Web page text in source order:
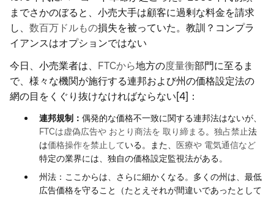
までさかのぼると、小売大手は顧客に過剰な料金を請求
し、 数百万ドルもの損失を被っていた。教訓？コンプラ
イアンスはオプションではない
今日、小売業者は、 FTCから地方の度量衡部門に至るま
で、様々な機関が施行する連邦および州の価格設定法の
網の目をくぐり抜けなければならない[4]：
連邦規制： 偶発的な価格不一致に関する連邦法はないが、
FTCは虚偽広告や おとり商法を 取り締まる。 独占禁止法
は価格操作を禁止している。また、 医療や 電気通信など
特定の業界には、独自の価格設定監視法がある。
州法：ここからは、さらに細かくなる。多くの州は、最低
広告価格を守ること（たとえそれが間違いであったとして